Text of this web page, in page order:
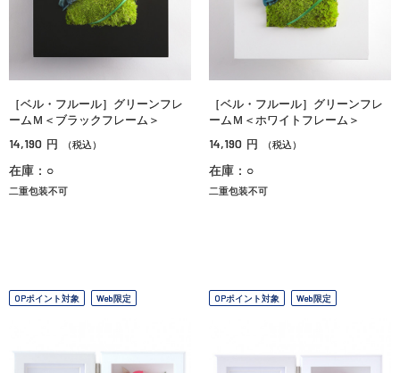
［ベル・フルール］グリーンフレ
ームＭ＜ブラックフレーム＞
14,190 円 （税込）
在庫：○
二重包装不可
［ベル・フルール］グリーンフレ
ームＭ＜ホワイトフレーム＞
14,190 円 （税込）
在庫：○
二重包装不可
OPポイント対象 Web限定 OPポイント対象 Web限定